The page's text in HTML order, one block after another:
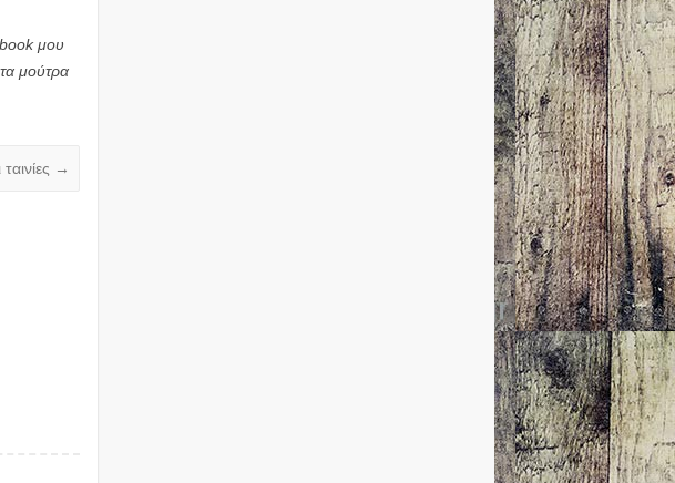
μου
μούτρα
→